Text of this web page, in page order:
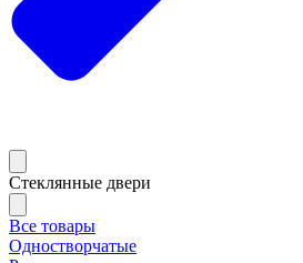
Стеклянные двери
Все товары
Одностворчатые